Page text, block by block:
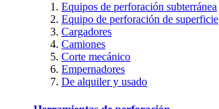
Equipos de perforación subterránea
Equipo de perforación de superficie
Cargadores
Camiones
Corte mecánico
Empernadores
De alquiler y usado